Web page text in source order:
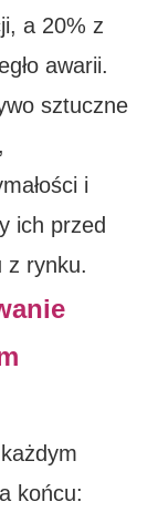
a 20% z
awarii.
sztuczne
i
ich przed
z rynku.
końcu: